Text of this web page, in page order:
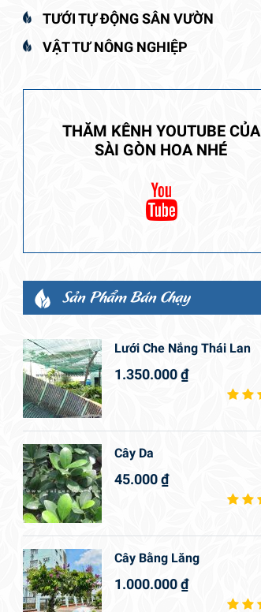
TƯỚI TỰ ĐỘNG SÂN VƯỜN
VẬT TƯ NÔNG NGHIỆP
THĂM KÊNH YOUTUBE CỦA
SÀI GÒN HOA NHÉ
Sản Phẩm Bán Chạy
Lưới Che Nắng Thái Lan
1.350.000₫
Cây Da
45.000₫
Cây Bằng Lăng
1.000.000₫